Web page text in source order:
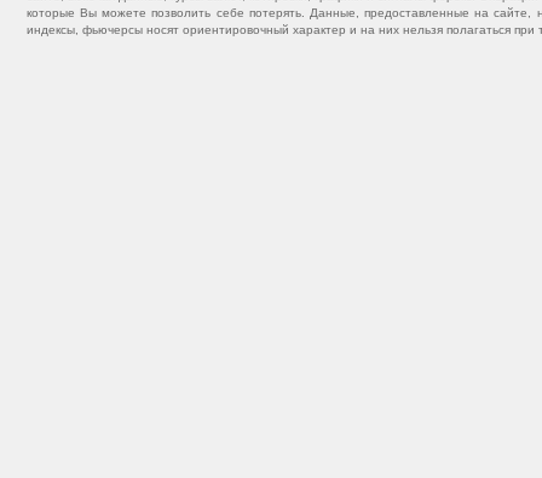
которые Вы можете позволить себе потерять. Данные, предоставленные на
индексы, фьючерсы носят ориентировочный характер и на них нельзя полагаться при